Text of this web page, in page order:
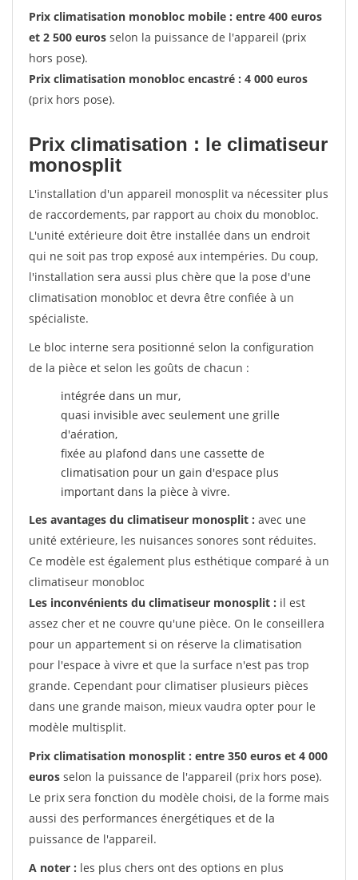
Prix climatisation monobloc mobile : entre 400 euros
et 2 500 euros selon la puissance de l'appareil (prix
hors pose).
Prix climatisation monobloc encastré : 4 000 euros
(prix hors pose).
Prix climatisation : le climatiseur
monosplit
L'installation d'un appareil monosplit va nécessiter plus
de raccordements, par rapport au choix du monobloc.
L'unité extérieure doit être installée dans un endroit
qui ne soit pas trop exposé aux intempéries. Du coup,
l'installation sera aussi plus chère que la pose d'une
climatisation monobloc et devra être confiée à un
spécialiste.
Le bloc interne sera positionné selon la configuration
de la pièce et selon les goûts de chacun :
intégrée dans un mur,
quasi invisible avec seulement une grille
d'aération,
fixée au plafond dans une cassette de
climatisation pour un gain d'espace plus
important dans la pièce à vivre.
Les avantages du climatiseur monosplit : avec une
unité extérieure, les nuisances sonores sont réduites.
Ce modèle est également plus esthétique comparé à un
climatiseur monobloc
Les inconvénients du climatiseur monosplit : il est
assez cher et ne couvre qu'une pièce. On le conseillera
pour un appartement si on réserve la climatisation
pour l'espace à vivre et que la surface n'est pas trop
grande. Cependant pour climatiser plusieurs pièces
dans une grande maison, mieux vaudra opter pour le
modèle multisplit.
Prix climatisation monosplit : entre 350 euros et 4 000
euros selon la puissance de l'appareil (prix hors pose).
Le prix sera fonction du modèle choisi, de la forme mais
aussi des performances énergétiques et de la
puissance de l'appareil.
A noter : les plus chers ont des options en plus